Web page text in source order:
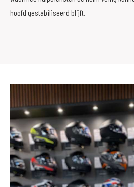
hoofd gestabiliseerd blijft.